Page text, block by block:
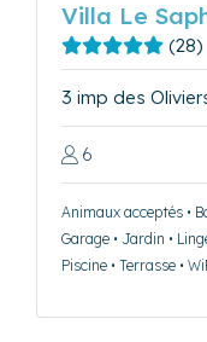
Villa Le
(28)
3 imp des
6
Animaux acceptés •
Garage • Jardin •
Piscine • Terrasse •